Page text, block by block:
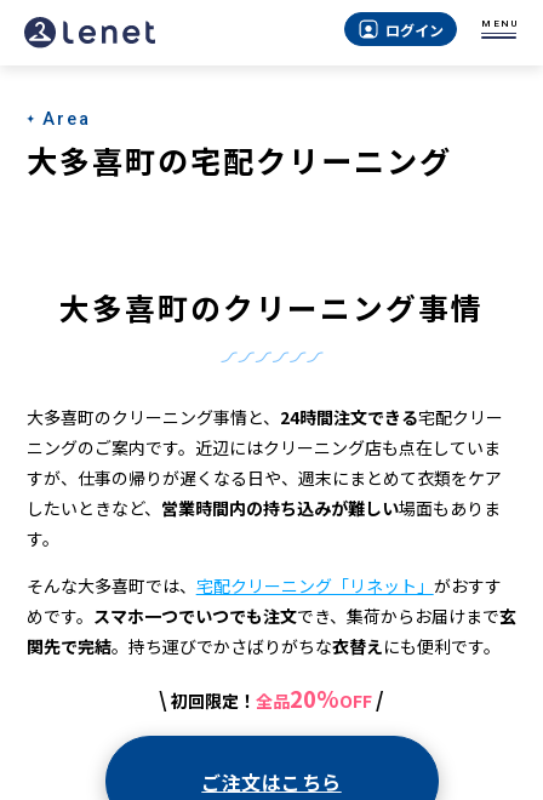
大
喜
町
ン
グ
店
＆
宅
配
ログイン MENU
Area
大多喜町の宅配クリーニング
大多喜町のクリーニング事情
大多喜町のクリーニング事情と、 24時間注文できる宅配クリー
ニングのご案内です。近辺にはクリーニング店も点在していま
すが、仕事の帰りが遅くなる日や、週末にまとめて衣類をケア
したいときなど、 営業時間内の持ち込みが難しい場面もありま
す。
そんな大多喜町では、 宅配クリーニング「リネット」 がおすす
めです。 スマホ一つでいつでも注文でき、集荷からお届けまで玄
関先で完結。持ち運びでかさばりがちな衣替えにも便利です。
\ 初回限定！ 全品20%OFF /
ご注文はこちら